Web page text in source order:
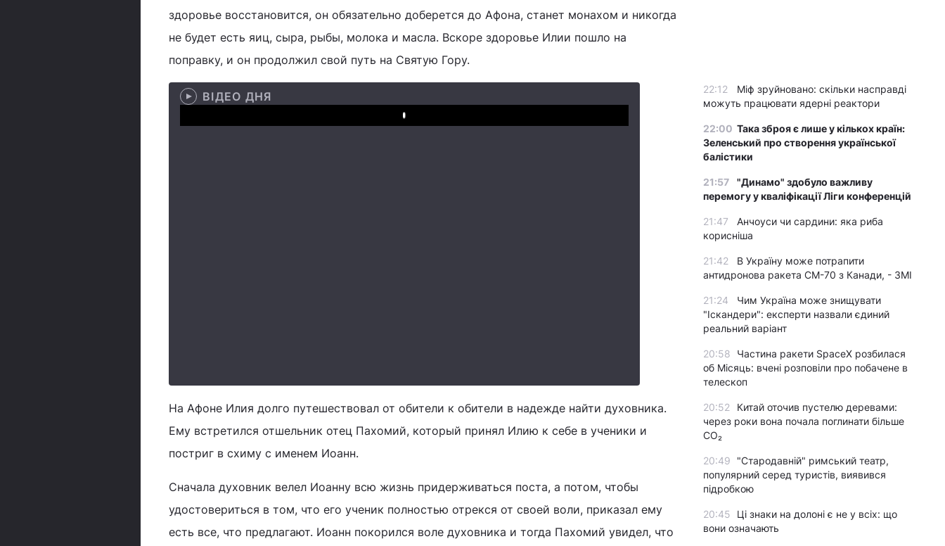
здоровье восстановится, он обязательно доберется до Афона, станет монахом и никогда
не будет есть яиц, сыра, рыбы, молока и масла. Вскоре здоровье Илии пошло на
поправку, и он продолжил свой путь на Святую Гору.
ВІДЕО ДНЯ
Play
На Афоне Илия долго путешествовал от обители к обители в надежде найти духовника.
Ему встретился отшельник отец Пахомий, который принял Илию к себе в ученики и
постриг в схиму с именем Иоанн.
Сначала духовник велел Иоанну всю жизнь придерживаться поста, а потом, чтобы
удостовериться в том, что его ученик полностью отрекся от своей воли, приказал ему
есть все, что предлагают. Иоанн покорился воле духовника и тогда Пахомий увидел, что
22:12
Міф зруйновано: скільки насправді
можуть працювати ядерні реактори
22:00 Така зброя є лише у кількох країн:
Зеленський про створення української
балістики
21:57
"Динамо" здобуло важливу
перемогу у кваліфікації Ліги конференцій
21:47
Анчоуси чи сардини: яка риба
корисніша
21:42
В Україну може потрапити
антидронова ракета CM-70 з Канади, - ЗМІ
21:24
Чим Україна може знищувати
"Іскандери": експерти назвали єдиний
реальний варіант
20:58
Частина ракети SpaceX розбилася
об Місяць: вчені розповіли про побачене в
телескоп
20:52
Китай оточив пустелю деревами:
через роки вона почала поглинати більше
CO₂
20:49
"Стародавній" римський театр,
популярний серед туристів, виявився
підробкою
20:45
Ці знаки на долоні є не у всіх: що
вони означають